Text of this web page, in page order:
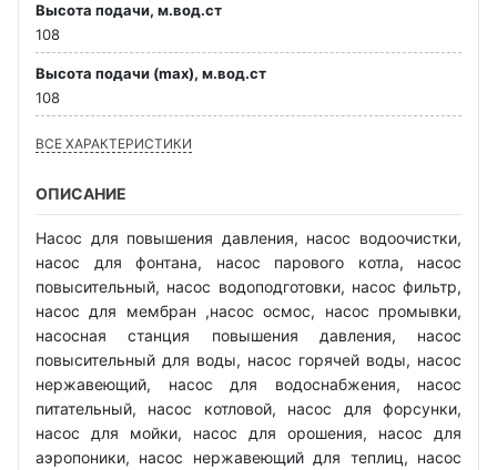
Высота подачи, м.вод.ст
108
Высота подачи (max), м.вод.ст
108
ВСЕ ХАРАКТЕРИСТИКИ
ОПИСАНИЕ
Насос для повышения давления, насос водоочистки,
насос для фонтана, насос парового котла, насос
повысительный, насос водоподготовки, насос фильтр,
насос для мембран ,насос осмос, насос промывки,
насосная станция повышения давления, насос
повысительный для воды, насос горячей воды, насос
нержавеющий, насос для водоснабжения, насос
питательный, насос котловой, насос для форсунки,
насос для мойки, насос для орошения, насос для
аэропоники, насос нержавеющий для теплиц, насос